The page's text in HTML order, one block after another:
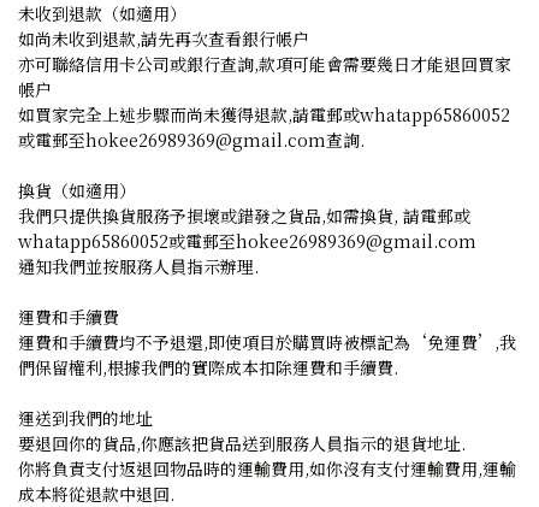
未收到退款（如適用）
如尚未收到退款,請先再次查看銀行帳户
亦可聯絡信用卡公司或銀行查詢,款項可能會需要幾日才能退回買家
帳户
如買家完全上述步驟而尚未獲得退款,請電郵或whatapp65860052
或電郵至hokee26989369@gmail.com查詢.
換貨（如適用）
我們只提供換貨服務予損壞或錯發之貨品,如需換貨, 請電郵或
whatapp65860052或電郵至hokee26989369@gmail.com
通知我們並按服務人員指示辦理.
運費和手續費
運費和手續費均不予退還,即使項目於購買時被標記為‘免運費’,我
們保留權利,根據我們的實際成本扣除運費和手續費.
運送到我們的地址
要退回你的貨品,你應該把貨品送到服務人員指示的退貨地址.
你將負責支付返退回物品時的運輸費用,如你沒有支付運輸費用,運輸
成本將從退款中退回.